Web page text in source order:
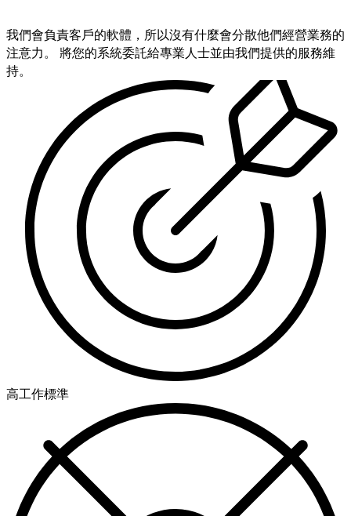
我們會負責客戶的軟體，所以沒有什麼會分散他們經營業務的
注意力。 將您的系統委託給專業人士並由我們提供的服務維
持。
高工作標準